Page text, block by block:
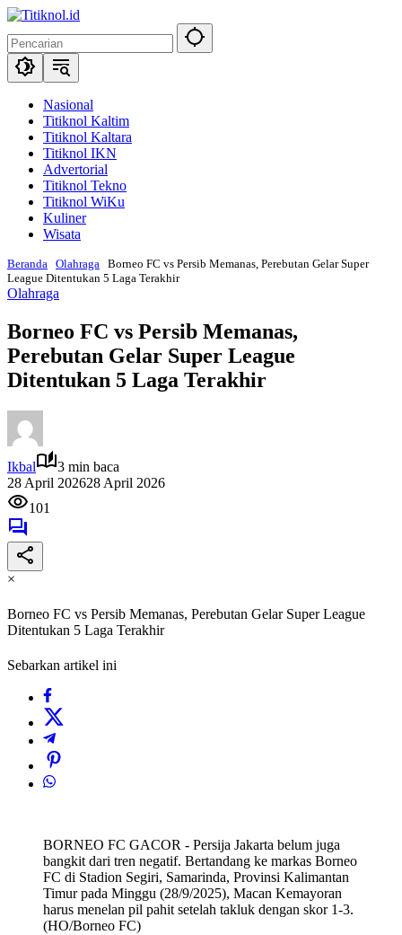
Langsung
konten
Nasional
Titiknol Kaltim
Titiknol Kaltara
Titiknol IKN
Advertorial
Titiknol Tekno
Titiknol WiKu
Kuliner
Wisata
Beranda Olahraga Borneo FC vs Persib Memanas, Perebutan Gelar Super
League Ditentukan 5 Laga Terakhir
Olahraga
Borneo FC vs Persib Memanas,
Perebutan Gelar Super League
Ditentukan 5 Laga Terakhir
Ikbal
3 min baca
28 April 202628 April 2026
101
×
Borneo FC vs Persib Memanas, Perebutan Gelar Super League
Ditentukan 5 Laga Terakhir
Sebarkan artikel ini
BORNEO FC GACOR - Persija Jakarta belum juga
bangkit dari tren negatif. Bertandang ke markas Borneo
FC di Stadion Segiri, Samarinda, Provinsi Kalimantan
Timur pada Minggu (28/9/2025), Macan Kemayoran
harus menelan pil pahit setelah takluk dengan skor 1-3.
(HO/Borneo FC)